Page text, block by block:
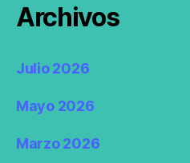
Archivos
Julio 2026
Mayo 2026
Marzo 2026